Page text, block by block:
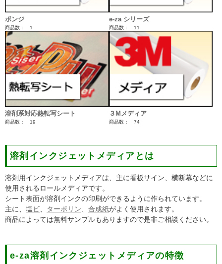
ポンジ
商品数： 1
e-za シリーズ
商品数： 11
溶剤系対応熱転写シート
商品数： 19
３Mメディア
商品数： 74
溶剤インクジェットメディアとは
溶剤用インクジェットメディアは、主に看板サイン、横断幕などに
使用されるロールメディアです。
シート表面が溶剤インクの印刷ができるように作られています。
主に、 塩ビ、 ターポリン、 合成紙がよく使用されます。
商品によっては無料サンプルもありますので是非ご相談ください。
e-za溶剤インクジェットメディアの特徴